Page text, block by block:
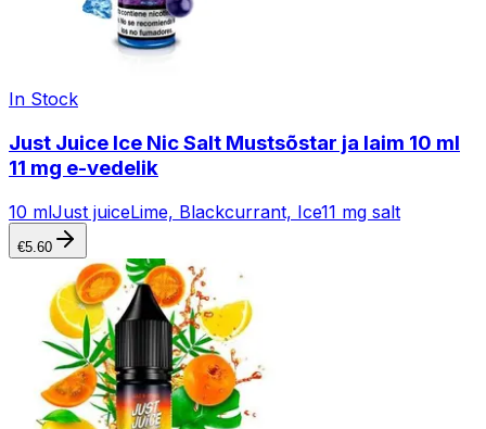
In Stock
Just Juice Ice Nic Salt Mustsõstar ja laim 10 ml
11 mg e-vedelik
10 mlJust juiceLime, Blackcurrant, Ice11 mg salt
€5.60